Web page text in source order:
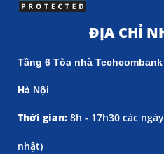
ĐỊA CHỈ
Tầng 6 Tòa nhà
Hà Nội
Thời gian: 8h - 17h30 các
nhật)